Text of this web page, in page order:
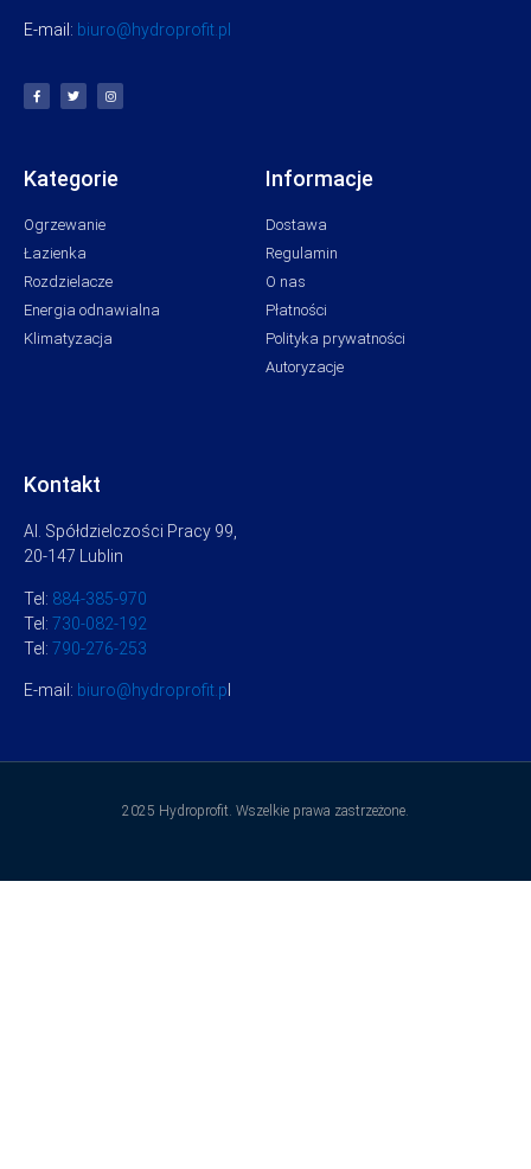
E-mail: biuro@hydroprofit.pl
Kategorie
Ogrzewanie
Łazienka
Rozdzielacze
Energia odnawialna
Klimatyzacja
Informacje
Dostawa
Regulamin
O nas
Płatności
Polityka prywatności
Autoryzacje
Kontakt
Al. Spółdzielczości Pracy 99,
20-147 Lublin
Tel: 884-385-970
Tel: 730-082-192
Tel: 790-276-253
E-mail: biuro@hydroprofit.p
2025 Hydroprofit. Wszelkie prawa zastrzeżone.